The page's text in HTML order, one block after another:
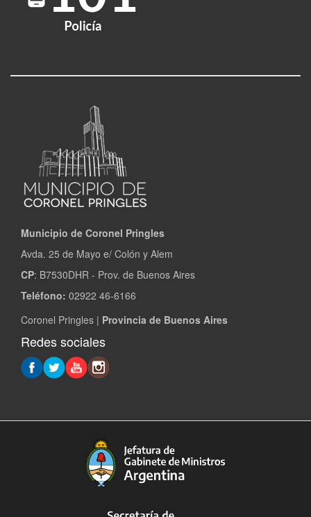
Municipio de Coronel Pringles
Avda. 25 de Mayo e/ Colón y Alem
CP: B7530DHR - Prov. de Buenos Aires
Teléfono: 02922 46-6166
Coronel Pringles | Provincia de Buenos Aires
Redes sociales